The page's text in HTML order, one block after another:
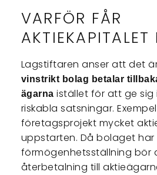
VARFÖR FÅR
AKTIEKAPITALET
Lagstiftaren anser att det
vinstrikt bolag betalar
ägarnaistället för att ge
riskabla satsningar.
företagsprojekt mycket
uppstarten. Då bolaget har
förmögenhetsställning bör
återbetalning till